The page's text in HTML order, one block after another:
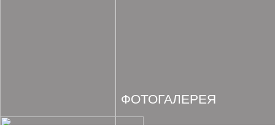
ФОТОГАЛЕРЕЯ